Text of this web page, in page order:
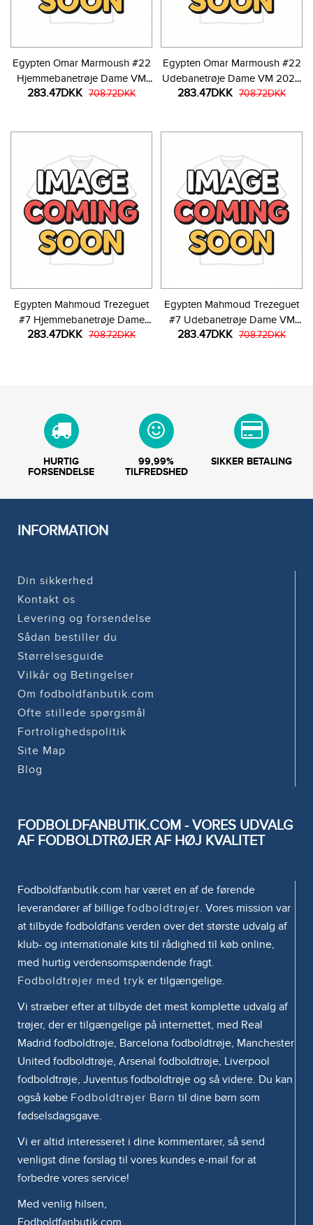
Egypten Omar Marmoush #22
Hjemmebanetrøje Dame VM
2026 Kortærmet
283.47DKK 708.72DKK
Egypten Omar Marmoush #22
Udebanetrøje Dame VM 2026
Kortærmet
283.47DKK 708.72DKK
Egypten Mahmoud Trezeguet
#7 Hjemmebanetrøje Dame
VM 2026 Kortærmet
283.47DKK 708.72DKK
Egypten Mahmoud Trezeguet
#7 Udebanetrøje Dame VM
2026 Kortærmet
283.47DKK 708.72DKK
HURTIG
FORSENDELSE
99,99%
TILFREDSHED
SIKKER BETALING
INFORMATION
Din sikkerhed
Kontakt os
Levering og forsendelse
Sådan bestiller du
Størrelsesguide
Vilkår og Betingelser
Om fodboldfanbutik.com
Ofte stillede spørgsmål
Fortrolighedspolitik
Site Map
Blog
FODBOLDFANBUTIK.COM - VORES UDVALG
AF FODBOLDTRØJER AF HØJ KVALITET
Fodboldfanbutik.com har været en af de førende
leverandører af billige fodboldtrøjer. Vores mission var
at tilbyde fodboldfans verden over det største udvalg af
klub- og internationale kits til rådighed til køb online,
med hurtig verdensomspændende fragt.
Fodboldtrøjer med tryk er tilgængelige.
Vi stræber efter at tilbyde det mest komplette udvalg af
trøjer, der er tilgængelige på internettet, med Real
Madrid fodboldtrøje, Barcelona fodboldtrøje, Manchester
United fodboldtrøje, Arsenal fodboldtrøje, Liverpool
fodboldtrøje, Juventus fodboldtrøje og så videre. Du kan
også købe Fodboldtrøjer Børn til dine børn som
fødselsdagsgave.
Vi er altid interesseret i dine kommentarer, så send
venligst dine forslag til vores kundes e-mail for at
forbedre vores service!
Med venlig hilsen,